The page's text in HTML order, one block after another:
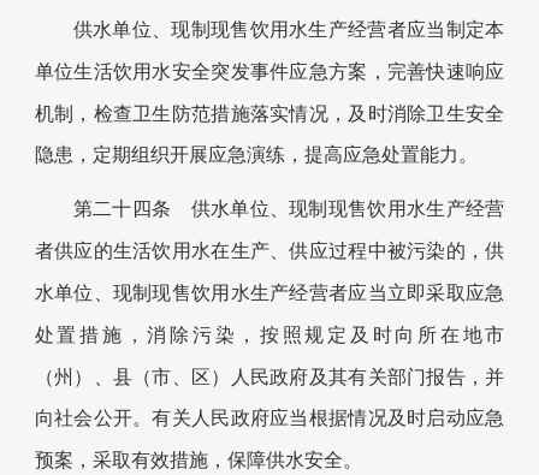
供水单位、现制现售饮用水生产经营者应当制定本
单位生活饮用水安全突发事件应急方案，完善快速响应
机制，检查卫生防范措施落实情况，及时消除卫生安全
隐患，定期组织开展应急演练，提高应急处置能力。
第二十四条 供水单位、现制现售饮用水生产经营
者供应的生活饮用水在生产、供应过程中被污染的，供
水单位、现制现售饮用水生产经营者应当立即采取应急
处置措施，消除污染，按照规定及时向所在地市
（州）、县（市、区）人民政府及其有关部门报告，并
向社会公开。有关人民政府应当根据情况及时启动应急
预案，采取有效措施，保障供水安全。